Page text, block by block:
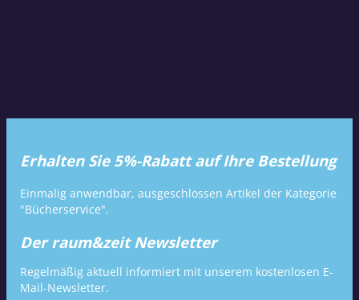
Erhalten Sie 5%-Rabatt auf Ihre Bestellung
Einmalig anwendbar, ausgeschlossen Artikel der Kategorie
"Bücherservice".
Der raum&zeit Newsletter
Regelmäßig aktuell informiert mit unserem kostenlosen E-
Mail-Newsletter.